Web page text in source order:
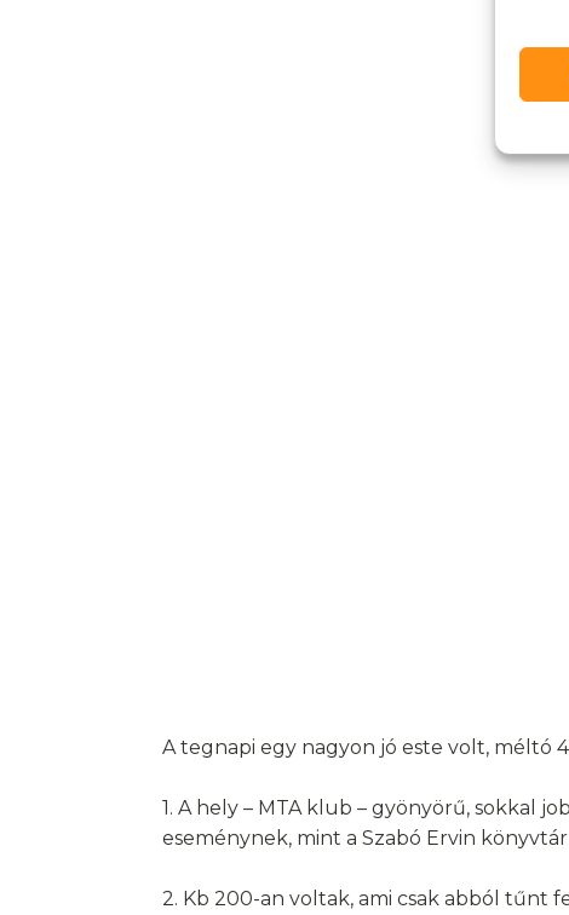
A tegnapi egy nagyon jó este volt, méltó
1. A hely – MTA klub – gyönyörű, sokkal
eseménynek, mint a Szabó Ervin
2. Kb 200-an voltak, ami csak abból tűnt